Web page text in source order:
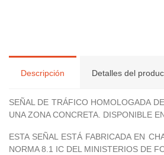
Descripción Detalles del
SEÑAL DE TRÁFICO HOMOLOGADA
UNA ZONA CONCRETA. DISPONIBLE
ESTA SEÑAL ESTÁ FABRICADA EN
NORMA 8.1 IC DEL MINISTERIOS DE